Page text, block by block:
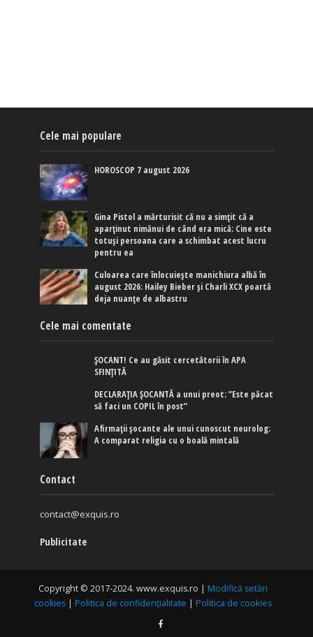
Cele mai populare
HOROSCOP 7 august 2026
Gina Pistol a mărturisit că nu a simțit că a
aparținut nimănui de când era mică: Cine este
totuși persoana care a schimbat acest lucru
pentru ea
Culoarea care înlocuiește manichiura albă în
august 2026: Hailey Bieber și Charli XCX poartă
deja nuanțe de albastru
Cele mai comentate
ȘOCANT! Ce au găsit cercetătorii în APA
SFINȚITĂ
DECLARAȚIA ȘOCANTĂ a unui preot: ”Este păcat
să faci un COPIL în post”
Afirmaţii şocante ale unui cunoscut neurolog:
A comparat religia cu o boală mintală
Contact
contact@exquis.ro
Publicitate
Copyright © 2017-2024. www.exquis.ro | Modifică setări
cookies | Politica de confidențialitate | Politica de cookies